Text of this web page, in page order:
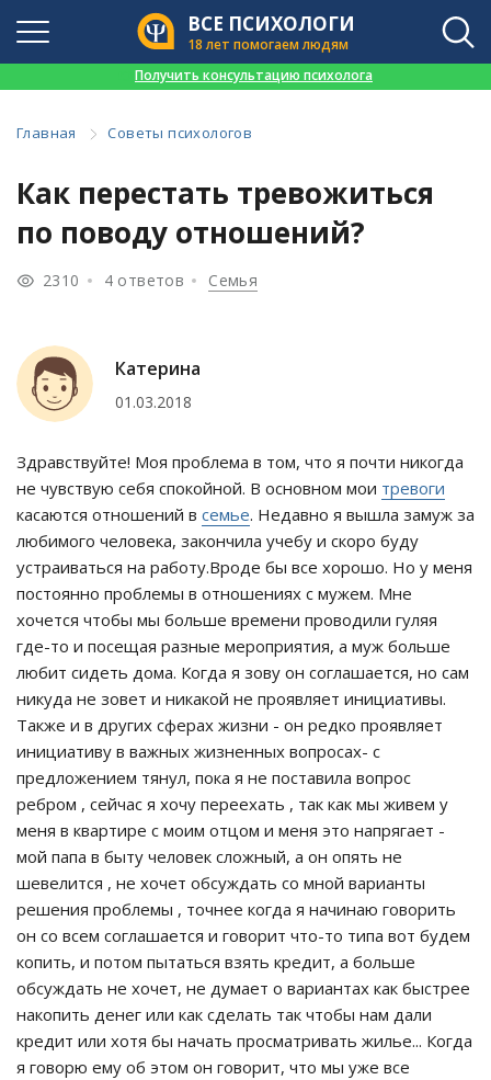
ВСЕ ПСИХОЛОГИ
18 лет помогаем людям
Получить консультацию психолога
Главная Советы психологов
Как перестать тревожиться
по поводу отношений?
2310 4 ответов Семья
Катерина
01.03.2018
Здравствуйте! Моя проблема в том, что я почти никогда
не чувствую себя спокойной. В основном мои тревоги
касаются отношений в семье. Недавно я вышла замуж за
любимого человека, закончила учебу и скоро буду
устраиваться на работу.Вроде бы все хорошо. Но у меня
постоянно проблемы в отношениях с мужем. Мне
хочется чтобы мы больше времени проводили гуляя
где-то и посещая разные мероприятия, а муж больше
любит сидеть дома. Когда я зову он соглашается, но сам
никуда не зовет и никакой не проявляет инициативы.
Также и в других сферах жизни - он редко проявляет
инициативу в важных жизненных вопросах- с
предложением тянул, пока я не поставила вопрос
ребром , сейчас я хочу переехать , так как мы живем у
меня в квартире с моим отцом и меня это напрягает -
мой папа в быту человек сложный, а он опять не
шевелится , не хочет обсуждать со мной варианты
решения проблемы , точнее когда я начинаю говорить
он со всем соглашается и говорит что-то типа вот будем
копить, и потом пытаться взять кредит, а больше
обсуждать не хочет, не думает о вариантах как быстрее
накопить денег или как сделать так чтобы нам дали
кредит или хотя бы начать просматривать жилье... Когда
я говорю ему об этом он говорит, что мы уже все